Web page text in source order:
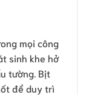
mọi công
sinh khe hở
tường. Bịt
để duy trì